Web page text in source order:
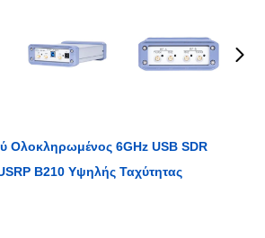
Ολοκληρωμένος 6GHz USB SDR
B210 Υψηλής Ταχύτητας